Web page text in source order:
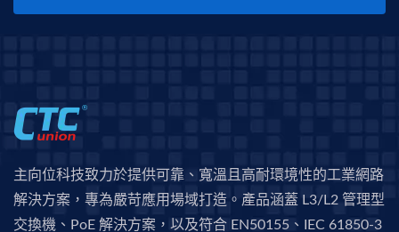
主向位科技致力於提供可靠、寬溫且高耐環境性的工業網路
解決方案，專為嚴苛應用場域打造。產品涵蓋 L3/L2 管理型
交換機、PoE 解決方案，以及符合 EN50155、IEC 61850-3